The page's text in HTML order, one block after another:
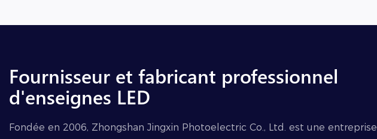
Fournisseur et fabricant professionnel
d'enseignes LED
Fondée en 2006, Zhongshan Jingxin Photoelectric Co., Ltd. est une entreprise